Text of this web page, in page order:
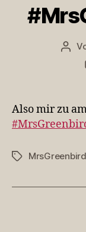
Also mir zu
Schlagwörter
MrsGreenbird